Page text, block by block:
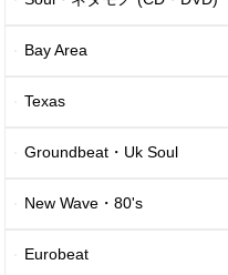
Bay Area
Texas
Groundbeat・Uk Soul
New Wave・80's
Eurobeat